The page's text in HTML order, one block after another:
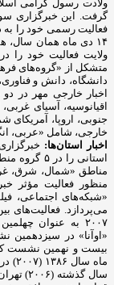
ولادت رسول گرامی
فعالیت رسمی خود را
۱۴ دی ماه همان
ولایت فعالیت خود را
متشکل از «گروه‌های
دانشگاه، دانش و
اخبار خارجی مهر در
اقیانوسیه، آسیای
جنوبی، اروپا، آمریکای
خارجی، شامل «عربی،
اخبار استان‌ها:
استانی
مناطق «شمال، شرق،
منظور فعالیت مؤثر
«شبکه‌های اجتماعی،
۲۰۰۷ به عنوان
«اوآنا» در سیزدهمین
بیست و نهمین نشست
ماه
سال